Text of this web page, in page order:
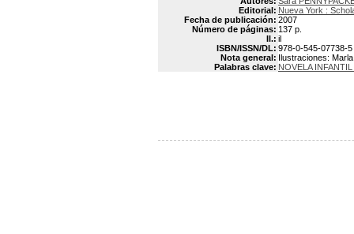
Editorial: Nueva York :
Fecha de publicación: 2007
Número de páginas: 137 p.
Il.: il
ISBN/ISSN/DL: 978-0-545-07738-5
Nota general: Ilustraciones:
Palabras clave: NOVELA